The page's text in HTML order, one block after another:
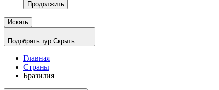
Продолжить
Искать
Подобрать тур Скрыть
Главная
Страны
Бразилия